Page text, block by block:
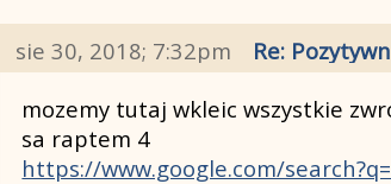
sie 30, 2018; 7:32pm Re:
mozemy tutaj wkleic wszystkie
sa raptem 4
https://www.google.com/